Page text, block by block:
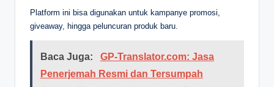
Platform ini bisa digunakan untuk kampanye promosi,
giveaway, hingga peluncuran produk baru.
Baca Juga:
GP-Translator.com: Jasa
Penerjemah Resmi dan Tersumpah